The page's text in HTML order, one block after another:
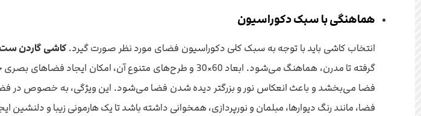
هماهنگی با سبک دکوراسیون
انتخاب کاشی باید با توجه به سبک کلی دکوراسیون فضای مورد نظر صورت گیرد.کاشی گاردن ست دو
گرفته تا مدرن، هماهنگ می‌شود. ابعاد 60×30 و طرح‌های متنوع آن، امکان ایجاد فضاهای بصری جذاب و چشم‌نواز را فراهم می‌آورد.
فضا می‌بخشد و باعث انعکاس نور و بزرگتر دیده شدن فضا می‌شود. این ویژگی، به خصوص در
فضا، مانند رنگ دیوارها، مبلمان و نورپردازی، همخوانی داشته باشد تا یک هارمونی زیبا و دلنشین